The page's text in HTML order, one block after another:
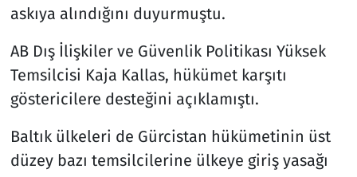
askıya alındığını duyurmuştu.
AB Dış İlişkiler ve Güvenlik Politikası Yüksek
Temsilcisi Kaja Kallas, hükümet karşıtı
göstericilere desteğini açıklamıştı.
Baltık ülkeleri de Gürcistan hükümetinin üst
düzey bazı temsilcilerine ülkeye giriş yasağı